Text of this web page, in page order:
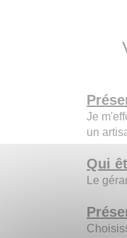
Je
un
Qui
Le